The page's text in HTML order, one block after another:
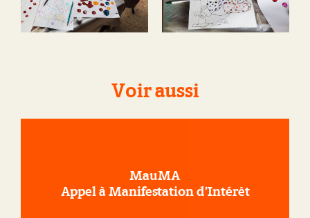
Voir aussi
MauMA
Appel à Manifestation d’Intérêt